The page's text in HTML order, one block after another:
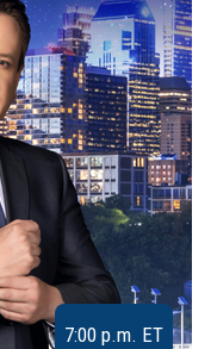
7:00 p.m. ET